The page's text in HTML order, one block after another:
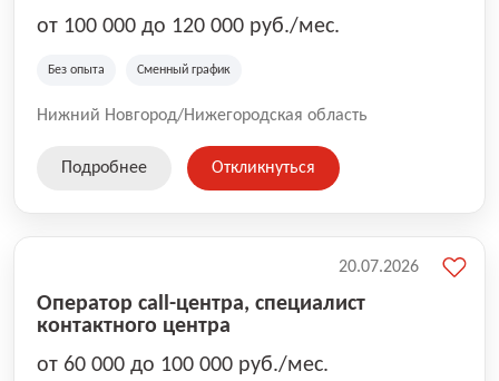
от 100 000 до 120 000 руб./мес.
Без опыта Сменный график
Нижний Новгород/Нижегородская область
Подробнее Откликнуться
Оператор call-центра, специалист
контактного центра
от 60 000 до 100 000 руб./мес.
20.07.2026